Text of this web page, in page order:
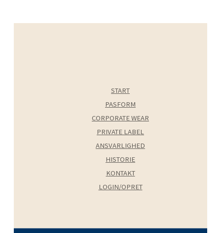
START
PASFORM
CORPORATE WEAR
PRIVATE LABEL
ANSVARLIGHED
HISTORIE
KONTAKT
LOGIN/OPRET